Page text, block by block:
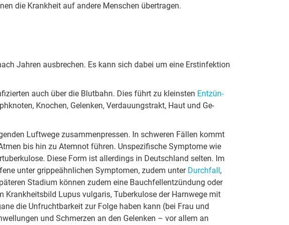
die Krankheit auf an­de­re Menschen über­tra­gen.
Jahren aus­bre­chen. Es kann sich dabei um eine Erst­in­fek­ti­on
auch über die Blutbahn. Dies führt zu kleinsten Ent­zün­
Knochen, Ge­len­ken, Ver­dau­ungs­trakt, Haut und Ge­
Luft­we­ge zu­sam­men­pres­sen. In schweren Fällen kommt
bis hin zu Atemnot führen. Un­spe­zi­fi­sche Sym­pto­me wie
Diese Form ist al­ler­dings in Deut­sch­land selten. Im
unter grip­pe­ähn­li­chen Sym­pto­men, zudem unter Durchfall ,
Sta­di­um können zudem eine Bauch­fell­ent­zün­dung oder
Lupus vul­ga­ris, Tu­ber­ku­lo­se der Harn­we­ge mit
die Un­frucht­bar­keit zur Folge haben kann (bei Frau und
und Schmerzen an den Ge­len­ken – vor allem an